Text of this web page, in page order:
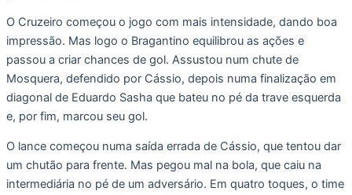
O Cruzeiro começou o jogo com mais intensidade, dando boa
impressão. Mas logo o Bragantino equilibrou as ações e
passou a criar chances de gol. Assustou num chute de
Mosquera, defendido por Cássio, depois numa finalização em
diagonal de Eduardo Sasha que bateu no pé da trave esquerda
e, por fim, marcou seu gol.
O lance começou numa saída errada de Cássio, que tentou dar
um chutão para frente. Mas pegou mal na bola, que caiu na
intermediária no pé de um adversário. Em quatro toques, o time